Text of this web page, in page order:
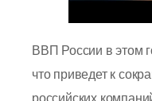
ВВП России в этом
что приведет к